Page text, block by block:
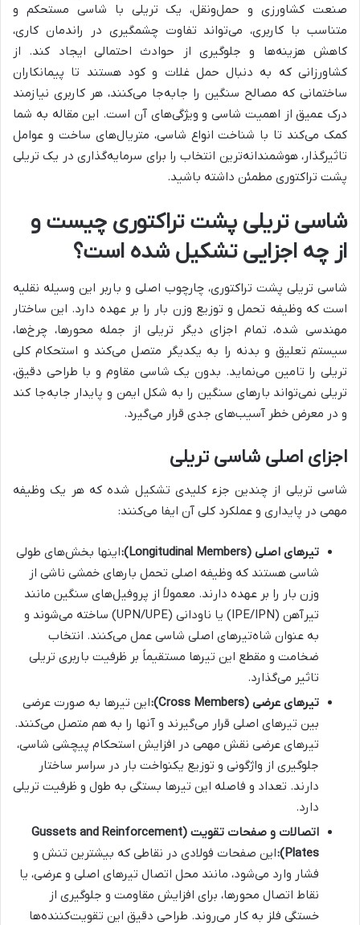
صنعت کشاورزی و حمل‌ونقل، یک تریلی با شاسی مستحکم و
متناسب با کاربری، می‌تواند تفاوت چشمگیری در راندمان کاری،
کاهش هزینه‌ها و جلوگیری از حوادث احتمالی ایجاد کند. از
کشاورزانی که به دنبال حمل غلات و کود هستند تا پیمانکاران
ساختمانی که مصالح سنگین را جابه‌جا می‌کنند، هر کاربری نیازمند
درک عمیق از اهمیت شاسی و ویژگی‌های آن است. این مقاله به شما
کمک می‌کند تا با شناخت انواع شاسی، متریال‌های ساخت و عوامل
تاثیرگذار، هوشمندانه‌ترین انتخاب را برای سرمایه‌گذاری در یک تریلی
پشت تراکتوری مطمئن داشته باشید.
شاسی تریلی پشت تراکتوری چیست و
از چه اجزایی تشکیل شده است؟
شاسی تریلی پشت تراکتوری، چارچوب اصلی و باربر این وسیله نقلیه
است که وظیفه تحمل و توزیع وزن بار را بر عهده دارد. این ساختار
مهندسی شده، تمام اجزای دیگر تریلی از جمله محورها، چرخ‌ها،
سیستم تعلیق و بدنه را به یکدیگر متصل می‌کند و استحکام کلی
تریلی را تامین می‌نماید. بدون یک شاسی مقاوم و با طراحی دقیق،
تریلی نمی‌تواند بارهای سنگین را به شکل ایمن و پایدار جابه‌جا کند
و در معرض خطر آسیب‌های جدی قرار می‌گیرد.
اجزای اصلی شاسی تریلی
شاسی تریلی از چندین جزء کلیدی تشکیل شده که هر یک وظیفه
مهمی در پایداری و عملکرد کلی آن ایفا می‌کنند:
تیرهای اصلی (Longitudinal Members):
اینها بخش‌های طولی
شاسی هستند که وظیفه اصلی تحمل بارهای خمشی ناشی از
وزن بار را بر عهده دارند. معمولاً از پروفیل‌های سنگین مانند
تیرآهن (IPE/IPN) یا ناودانی (UPN/UPE) ساخته می‌شوند و
به عنوان شاه‌تیرهای اصلی شاسی عمل می‌کنند. انتخاب
ضخامت و مقطع این تیرها مستقیماً بر ظرفیت باربری تریلی
تاثیر می‌گذارد.
تیرهای عرضی (Cross Members):
این تیرها به صورت عرضی
بین تیرهای اصلی قرار می‌گیرند و آنها را به هم متصل می‌کنند.
تیرهای عرضی نقش مهمی در افزایش استحکام پیچشی شاسی،
جلوگیری از واژگونی و توزیع یکنواخت بار در سراسر ساختار
دارند. تعداد و فاصله این تیرها بستگی به طول و ظرفیت تریلی
دارد.
اتصالات و صفحات تقویت (Gussets and Reinforcement
Plates): این صفحات فولادی در نقاطی که بیشترین تنش و
فشار وارد می‌شود، مانند محل اتصال تیرهای اصلی و عرضی، یا
نقاط اتصال محورها، برای افزایش مقاومت و جلوگیری از
خستگی فلز به کار می‌روند. طراحی دقیق این تقویت‌کننده‌ها